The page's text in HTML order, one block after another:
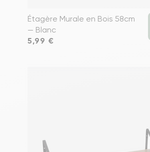
Étagère Murale en Bois 58cm
— Blanc
Prix
5,99 €